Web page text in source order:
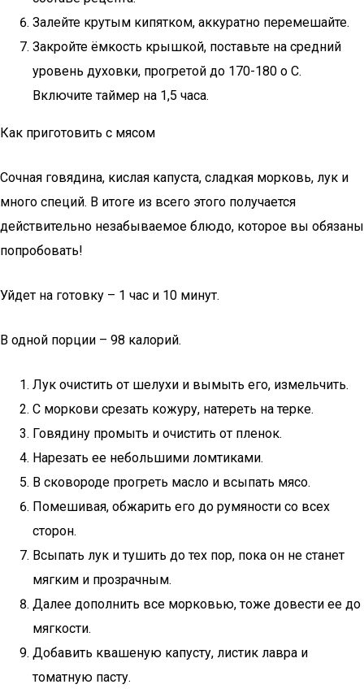
Залейте крутым кипятком, аккуратно перемешайте.
Закройте ёмкость крышкой, поставьте на средний
уровень духовки, прогретой до 170-180 о С.
Включите таймер на 1,5 часа.
Как приготовить с мясом
Сочная говядина, кислая капуста, сладкая морковь, лук и
много специй. В итоге из всего этого получается
действительно незабываемое блюдо, которое вы обязаны
попробовать!
Уйдет на готовку – 1 час и 10 минут.
В одной порции – 98 калорий.
Лук очистить от шелухи и вымыть его, измельчить.
С моркови срезать кожуру, натереть на терке.
Говядину промыть и очистить от пленок.
Нарезать ее небольшими ломтиками.
В сковороде прогреть масло и всыпать мясо.
Помешивая, обжарить его до румяности со всех
сторон.
Всыпать лук и тушить до тех пор, пока он не станет
мягким и прозрачным.
Далее дополнить все морковью, тоже довести ее до
мягкости.
Добавить квашеную капусту, листик лавра и
томатную пасту.